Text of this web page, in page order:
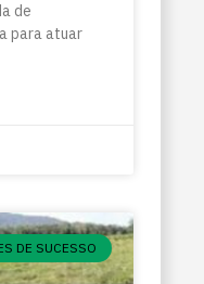
de
para atuar
DE SUCESSO